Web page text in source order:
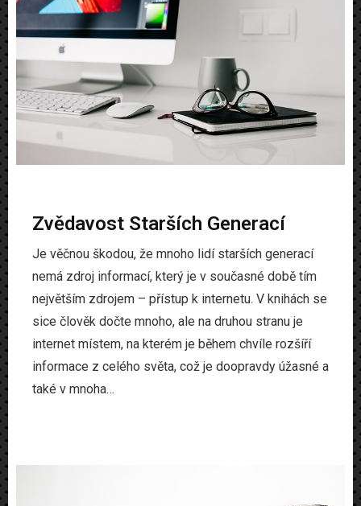
Zvědavost Starších Generací
Je věčnou škodou, že mnoho lidí starších generací
nemá zdroj informací, který je v současné době tím
největším zdrojem – přístup k internetu. V knihách se
sice člověk dočte mnoho, ale na druhou stranu je
internet místem, na kterém je během chvíle rozšíří
informace z celého světa, což je doopravdy úžasné a
také v mnoha…